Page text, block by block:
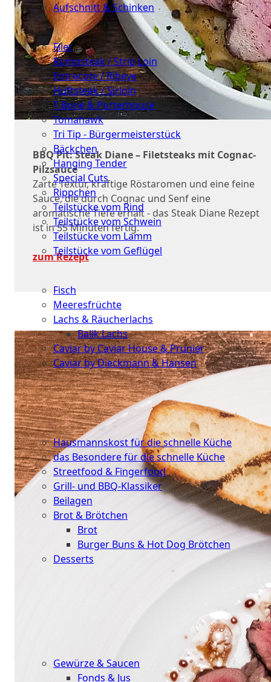
Aufschnitt & Schinken
Cuts
Filet
Rumpsteak / Strip Loin
Entrecote / Ribeye
Hüftsteak / Sirloin
T-Bone & Porterhouse
Tomahawk
Tri Tip - Bürgermeisterstück
Bäckchen
Hanging Tender
Special Cuts
Rippchen
Teilstücke vom Rind
Teilstücke vom Schwein
Teilstücke vom Lamm
Teilstücke vom Geflügel
Fisch
Meeresfrüchte
Lachs & Räucherlachs
Balik Lachs
Caviar by Caviar House & Prunier
Caviar by Dieckmann & Hansen
Probierpakete
Schnelle
Küche
Hausmannskost für die schnelle Küche
das Besondere für die schnelle Küche
Streetfood & Fingerfood
Grill- und BBQ-Klassiker
Beilagen
Brot & Brötchen
Brot
Burger Buns & Hot Dog Brötchen
Desserts
Gewürze & Saucen
Fonds & Jus
BBQ Pit: Steak Diane – Filetsteaks mit Cognac-
Pilzsauce
Zarte Textur, kräftige Röstaromen und eine feine
Sauce, die durch Cognac und Senf eine
aromatische Tiefe erhält - das Steak Diane Rezept
ist in 55 Minuten fertig.
zum Rezept